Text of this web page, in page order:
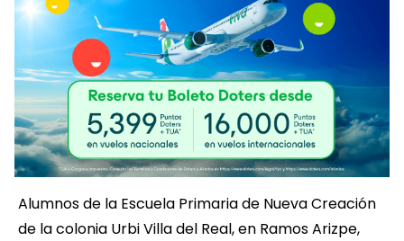
Alumnos de la Escuela Primaria de Nueva Creación
de la colonia Urbi Villa del Real, en Ramos Arizpe,